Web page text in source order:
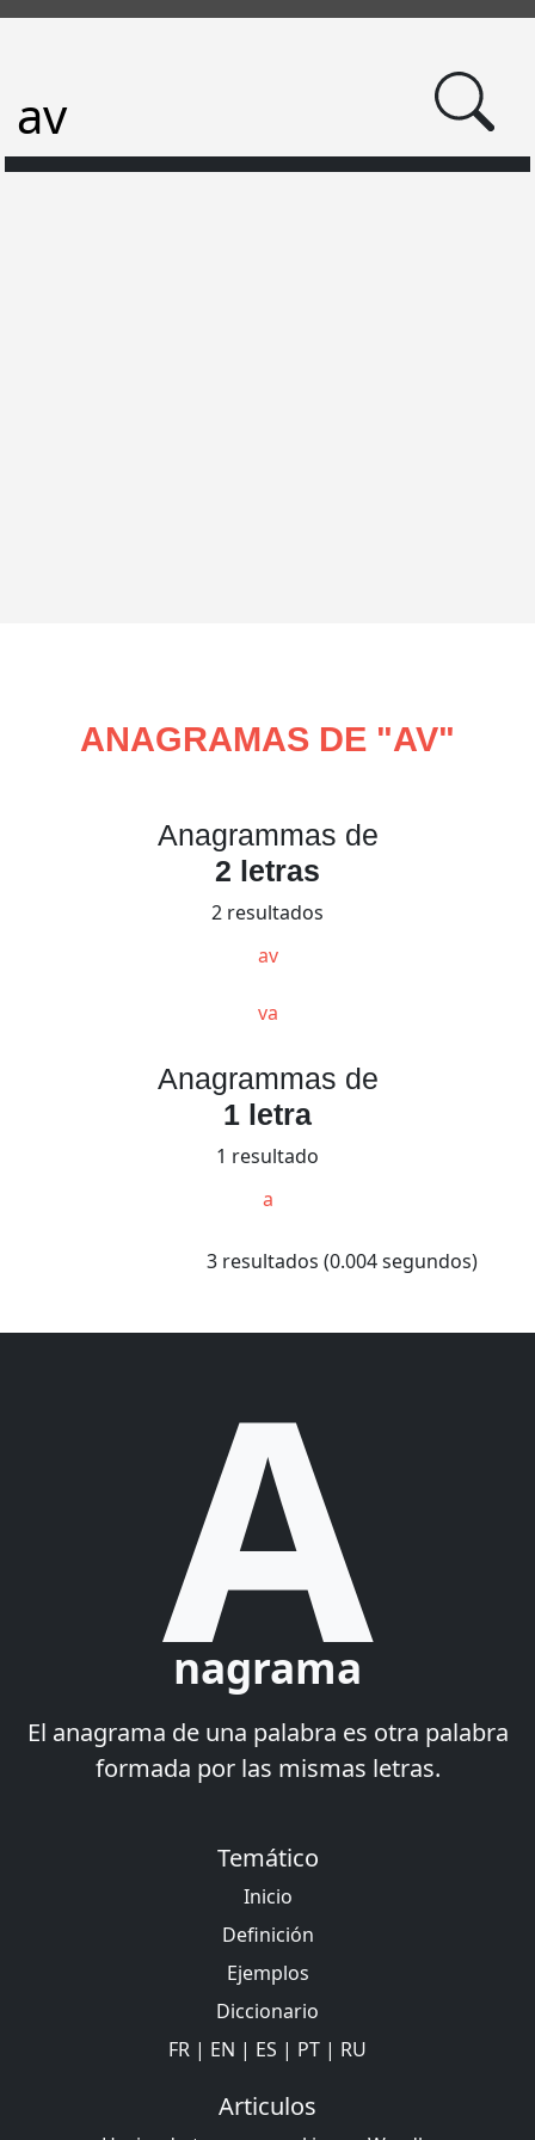
ANAGRAMAS DE "AV"
Anagrammas de
2 letras
2 resultados
av
va
Anagrammas de
1 letra
1 resultado
a
3 resultados (0.004 segundos)
A
nagrama
El anagrama de una palabra es otra palabra
formada por las mismas letras.
Temático
Inicio
Definición
Ejemplos
Diccionario
FR | EN | ES | PT | RU
Articulos